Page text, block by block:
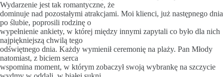
Wydarzenie jest tak romantyczne, że
dominuje nad pozostałymi atrakcjami. Moi klienci, już następnego dnia
po ślubie, poprosili rodzinę o
wypełnienie ankiety, w której między innymi zapytali co było dla nich
najpiękniejszą chwilą tego
odświętnego dnia. Każdy wymienił ceremonię na plaży. Pan Młody
natomiast, z biciem serca
wspomina moment, w którym zobaczył swoją wybrankę na szczycie